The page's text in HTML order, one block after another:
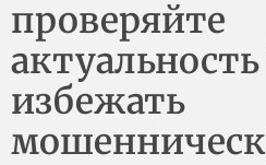
проверяйте
избежать